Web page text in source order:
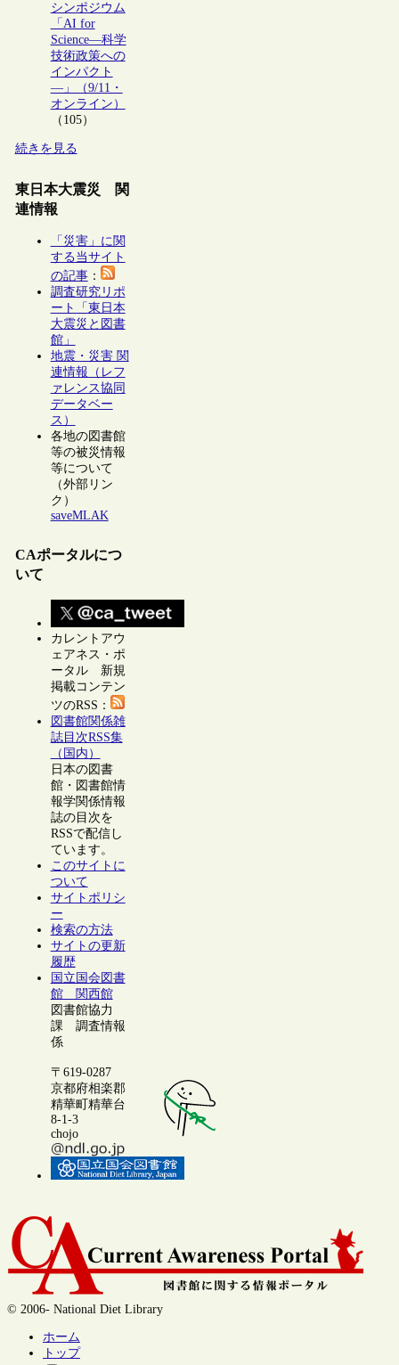
シンポジウム
「AI for
Science―科学
技術政策への
インパクト
―」（9/11・
オンライン）
（105）
続きを見る
東日本大震災 関
連情報
「災害」に関
する当サイト
の記事：
調査研究リポ
ート「東日本
大震災と図書
館」
地震・災害 関
連情報（レフ
ァレンス協同
データベー
ス）
各地の図書館
等の被災情報
等について
（外部リン
ク）
saveMLAK
CAポータルにつ
いて
カレントアウ
ェアネス・ポ
ータル 新規
掲載コンテン
ツのRSS：
図書館関係雑
誌目次RSS集
（国内）
日本の図書
館・図書館情
報学関係情報
誌の目次を
RSSで配信し
ています。
このサイトに
ついて
サイトポリシ
ー
検索の方法
サイトの更新
履歴
国立国会図書
館 関西館
図書館協力
課 調査情報
係
〒619-0287
京都府相楽郡
精華町精華台
8-1-3
chojo
© 2006- National Diet Library
ホーム
トップ